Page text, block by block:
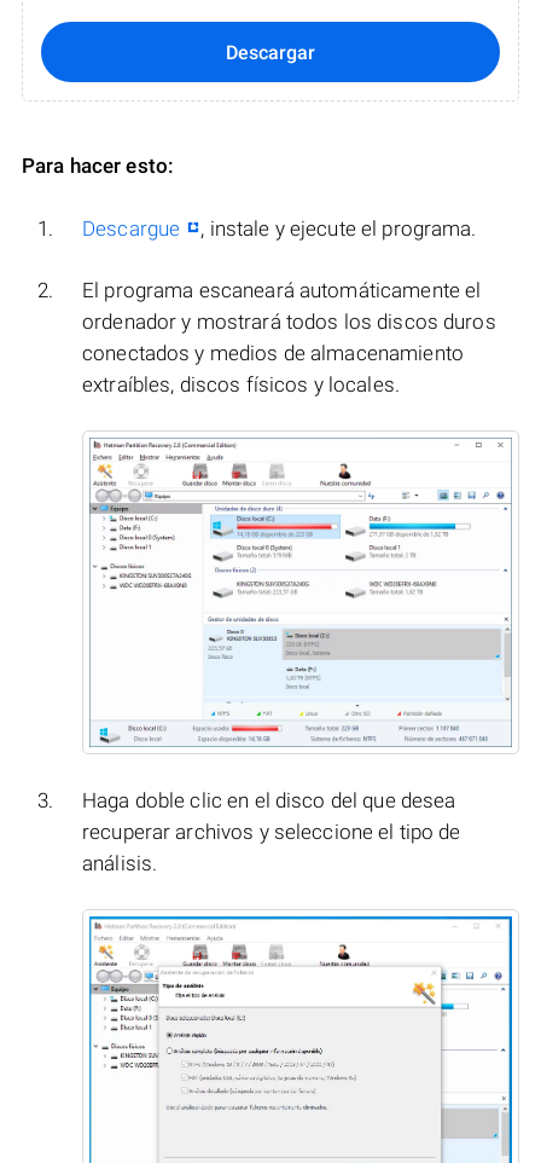
Descargar
Para hacer esto:
Descargue , instale y ejecute el programa.
El programa escaneará automáticamente el
ordenador y mostrará todos los discos duros
conectados y medios de almacenamiento
extraíbles, discos físicos y locales.
Haga doble clic en el disco del que desea
recuperar archivos y seleccione el tipo de
análisis.